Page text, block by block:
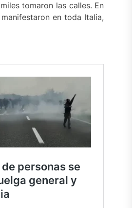
tomaron las calles. En
en toda Italia,